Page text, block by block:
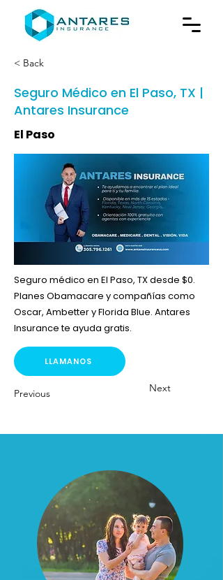
< Back
Seguro Médico en El Paso, TX |
Antares Insurance
El Paso
Seguro médico en El Paso, TX desde $0.
Planes Obamacare y compañías como
Oscar, Ambetter y Florida Blue. Antares
Insurance te ayuda gratis.
LLAMANOS
Previous Next